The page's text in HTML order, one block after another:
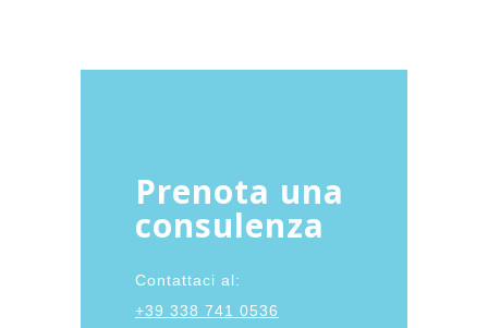
Prenota una
consulenza
Contattaci al:
+39 338 741 0536